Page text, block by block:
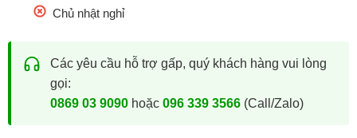
Chủ nhật nghỉ
Các yêu cầu hỗ trợ gấp, quý khách hàng vui lòng
gọi:
0869 03 9090hoặc 096 339 3566(Call/Zalo)